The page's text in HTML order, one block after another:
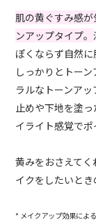
肌の黄ぐすみ感
ンアップタイプ。
ぽくならず自然に
しっかりとトー
ラルなトーンア
止めや下地を塗
イライト感覚でポ
黄みをおさえて
イクをしたいとき
* メイクアップ効果による